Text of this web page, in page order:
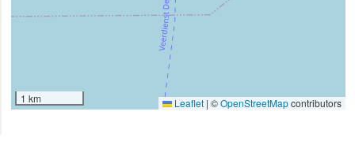
1 km Leaflet | ©OpenStreetMapcontributors